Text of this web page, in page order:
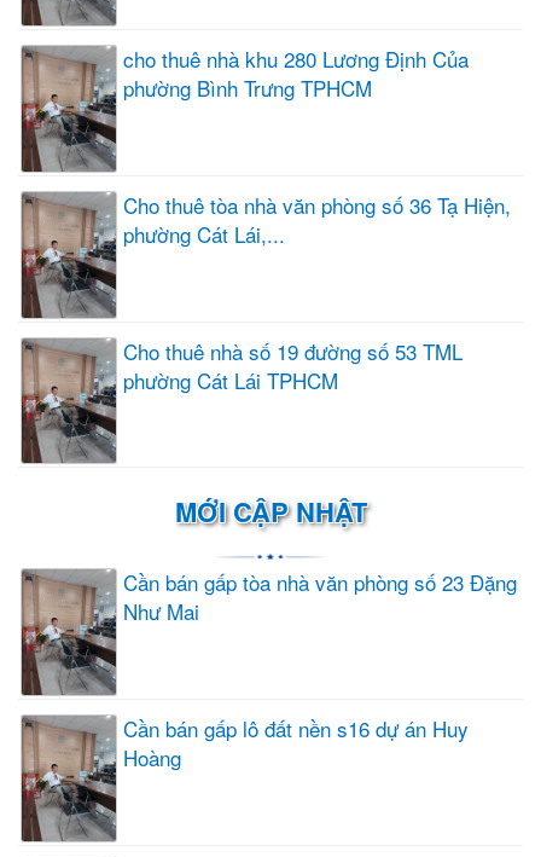
cho thuê nhà khu 280 Lương Định Của
phường Bình Trưng TPHCM
Cho thuê tòa nhà văn phòng số 36 Tạ Hiện,
phường Cát Lái,...
Cho thuê nhà số 19 đường số 53 TML
phường Cát Lái TPHCM
MỚI CẬP NHẬT
Cần bán gấp tòa nhà văn phòng số 23 Đặng
Như Mai
Cần bán gấp lô đất nền s16 dự án Huy
Hoàng